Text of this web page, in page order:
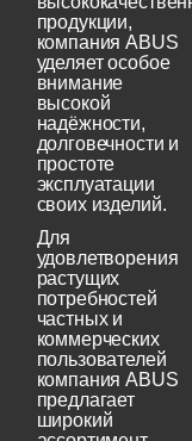
продукции,
компания ABUS
уделяет особое
внимание
высокой
надёжности,
долговечности и
простоте
эксплуатации
своих изделий.
Для
удовлетворения
растущих
потребностей
частных и
коммерческих
пользователей
компания ABUS
предлагает
широкий